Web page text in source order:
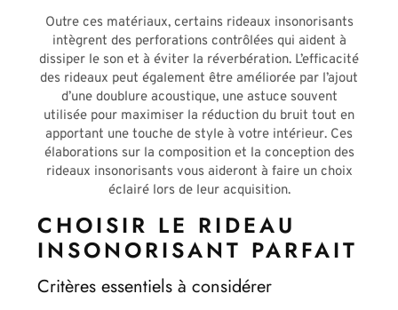
Outre ces matériaux, certains rideaux insonorisants
intègrent des perforations contrôlées qui aident à
dissiper le son et à éviter la réverbération. L’efficacité
des rideaux peut également être améliorée par l’ajout
d’une doublure acoustique, une astuce souvent
utilisée pour maximiser la réduction du bruit tout en
apportant une touche de style à votre intérieur. Ces
élaborations sur la composition et la conception des
rideaux insonorisants vous aideront à faire un choix
éclairé lors de leur acquisition.
CHOISIR LE RIDEAU
INSONORISANT PARFAIT
Critères essentiels à considérer